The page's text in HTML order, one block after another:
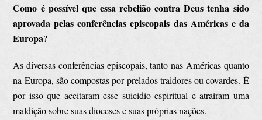
Como é possível que essa rebelião contra Deus tenha sido
aprovada pelas conferências episcopais das Américas e da
Europa?
As diversas conferências episcopais, tanto nas Américas quanto
na Europa, são compostas por prelados traidores ou covardes. É
por isso que aceitaram esse suicídio espiritual e atraíram uma
maldição sobre suas dioceses e suas próprias nações.